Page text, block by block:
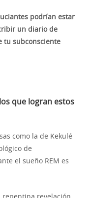
podrían estar
un diario de
tu subconsciente
que logran estos
como la de Kekulé
de
el sueño REM es